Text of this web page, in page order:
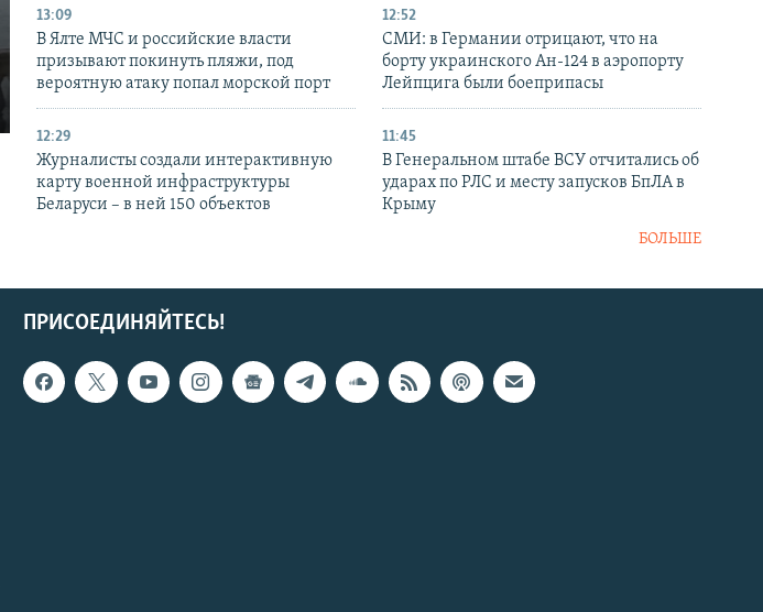
13:09
В Ялте МЧС и российские власти
призывают покинуть пляжи, под
вероятную атаку попал морской порт
12:52
СМИ: в Германии отрицают, что на
борту украинского Ан-124 в аэропорту
Лейпцига были боеприпасы
12:29
Журналисты создали интерактивную
карту военной инфраструктуры
Беларуси – в ней 150 объектов
11:45
В Генеральном штабе ВСУ отчитались об
ударах по РЛС и месту запусков БпЛА в
Крыму
БОЛЬШЕ
ПРИСОЕДИНЯЙТЕСЬ!